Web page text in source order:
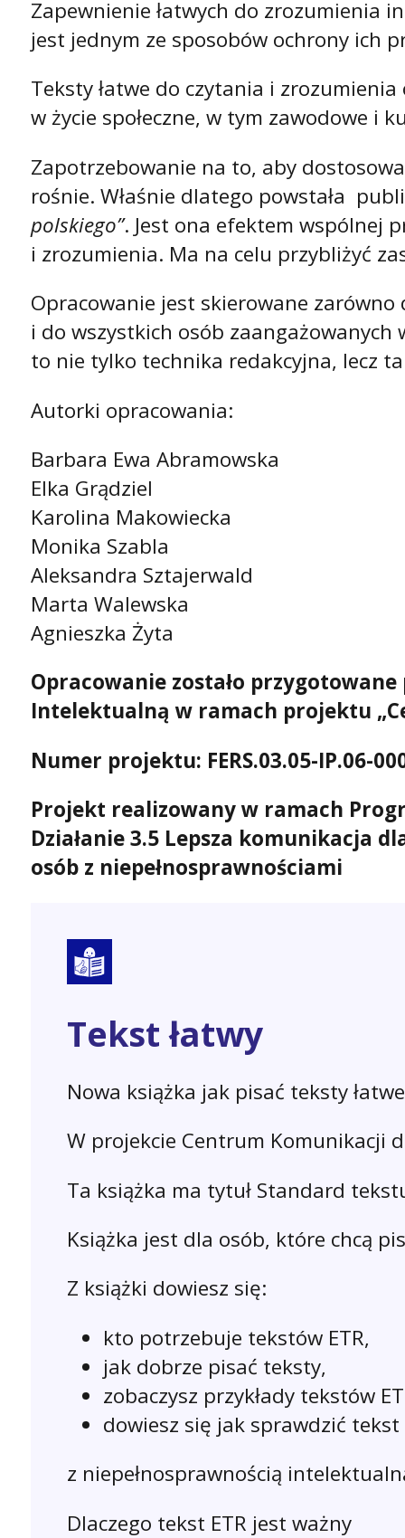
Zapewnienie łatwych do zrozumienia
jest jednym ze sposobów ochrony ich
Teksty łatwe do czytania i
w życie społeczne, w tym zawodowe i
Zapotrzebowanie na to, aby
rośnie. Właśnie dlatego powstała
polskiego”. Jest ona efektem wspólnej
i zrozumienia. Ma na celu przybliżyć
Opracowanie jest skierowane
i do wszystkich osób zaangażowanych
to nie tylko technika redakcyjna, lecz
Autorki opracowania:
Barbara Ewa Abramowska
Elka Grądziel
Karolina Makowiecka
Monika Szabla
Aleksandra Sztajerwald
Marta Walewska
Agnieszka Żyta
Opracowanie zostało przygotowane
Intelektualną w ramach projektu
Numer projektu: FERS.03.05-IP.06-
Projekt realizowany w ramach
Działanie 3.5 Lepsza komunikacja
osób z niepełnosprawnościami
Tekst łatwy
Nowa książka jak pisać teksty
W projekcie Centrum Komunikacji
Ta książka ma tytuł Standard
Książka jest dla osób, które chcą
Z książki dowiesz się:
kto potrzebuje tekstów ETR,
jak dobrze pisać teksty,
zobaczysz przykłady tekstów
dowiesz się jak sprawdzić tekst
z niepełnosprawnością
Dlaczego tekst ETR jest ważny